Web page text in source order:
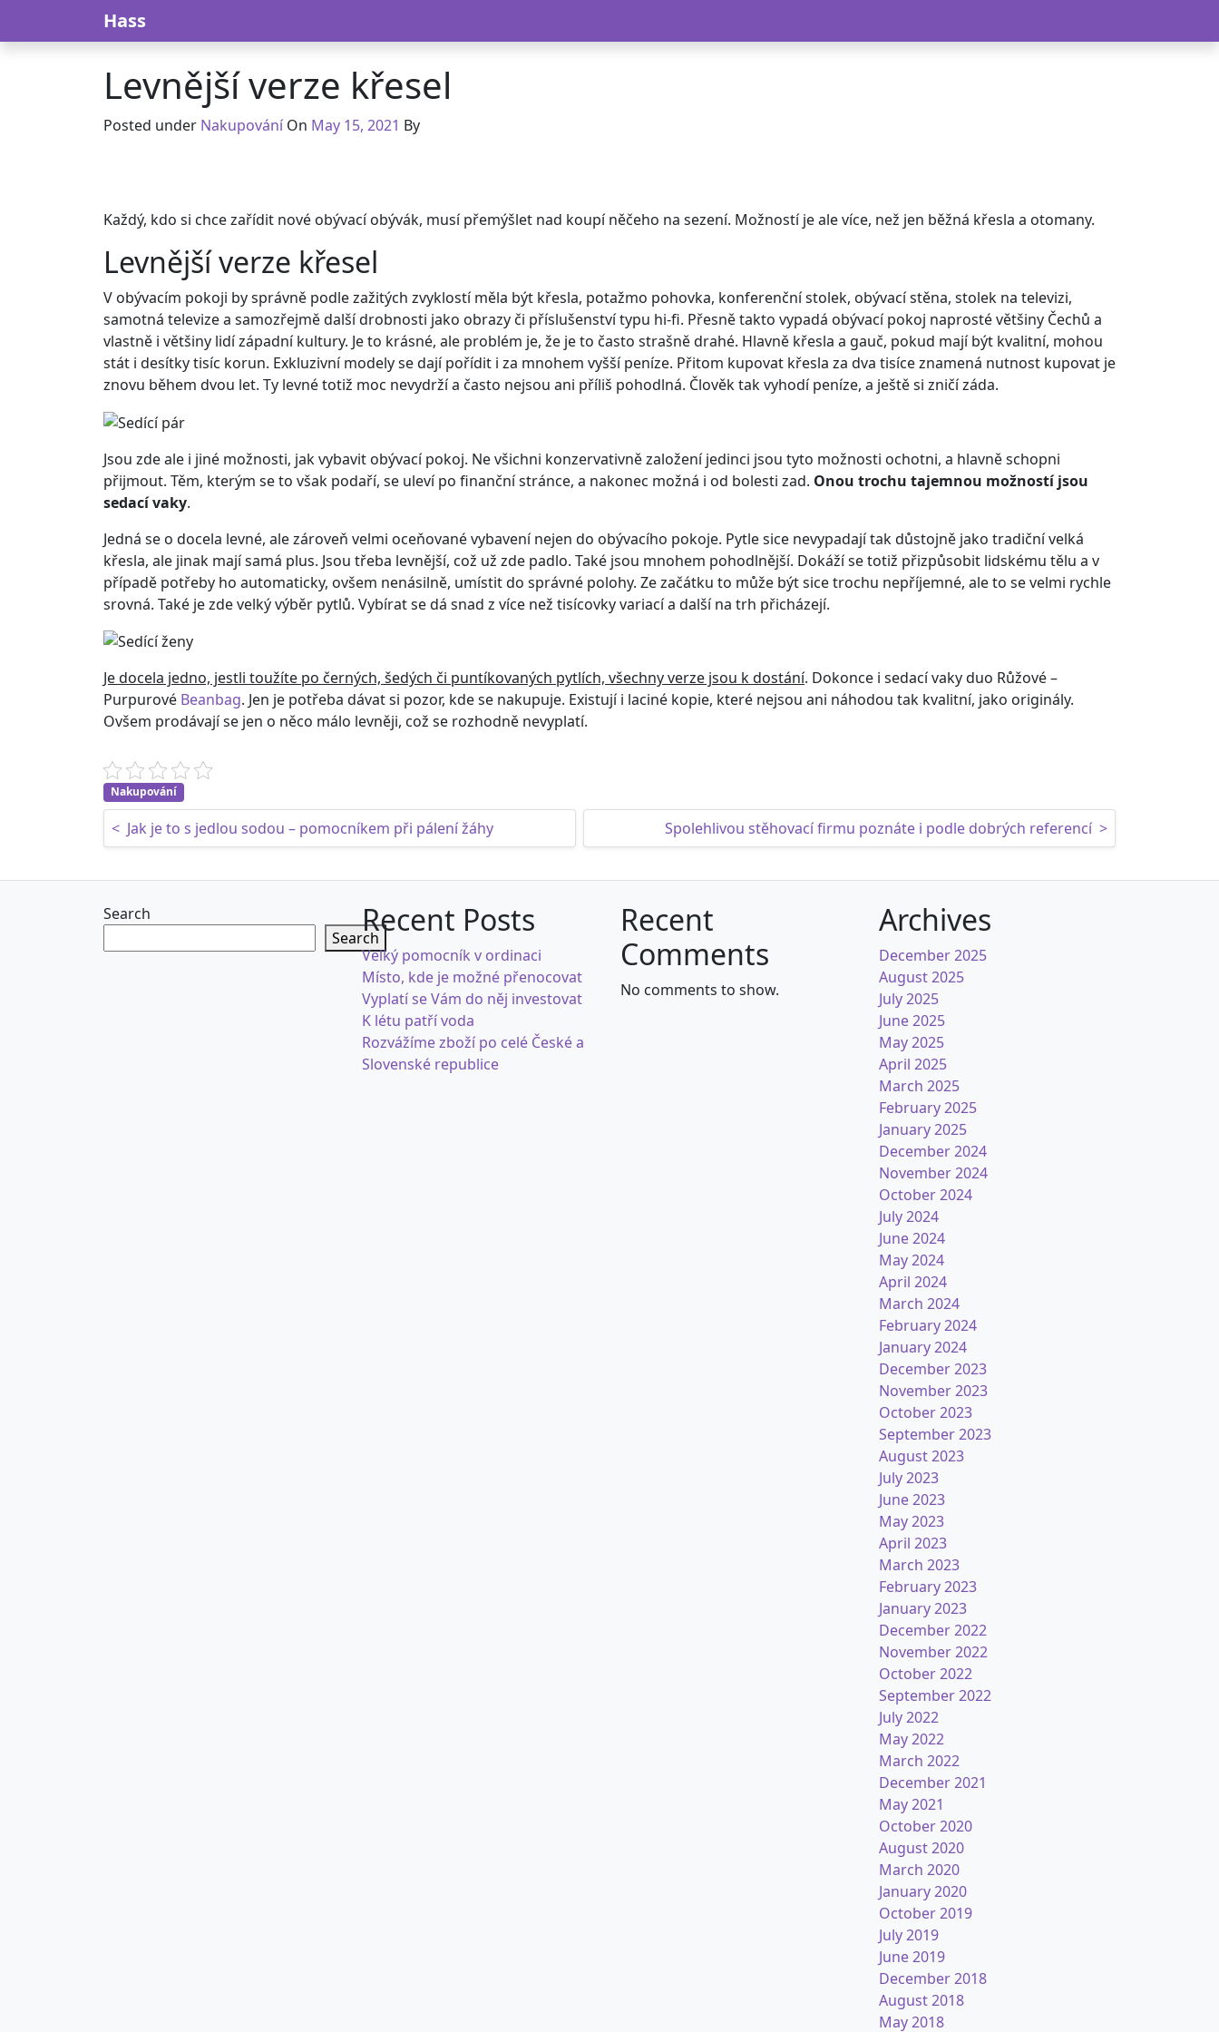
Hass
Levnější verze křesel
Posted under Nakupování On May 15, 2021 By
Každý, kdo si chce zařídit nové obývací obývák, musí přemýšlet nad koupí něčeho na sezení. Možností je ale více, než jen běžná křesla a otomany.
Levnější verze křesel
V obývacím pokoji by správně podle zažitých zvyklostí měla být křesla, potažmo pohovka, konferenční stolek, obývací stěna, stolek na televizi,
samotná televize a samozřejmě další drobnosti jako obrazy či příslušenství typu hi-fi. Přesně takto vypadá obývací pokoj naprosté většiny Čechů a
vlastně i většiny lidí západní kultury. Je to krásné, ale problém je, že je to často strašně drahé. Hlavně křesla a gauč, pokud mají být kvalitní, mohou
stát i desítky tisíc korun. Exkluzivní modely se dají pořídit i za mnohem vyšší peníze. Přitom kupovat křesla za dva tisíce znamená nutnost kupovat je
znovu během dvou let. Ty levné totiž moc nevydrží a často nejsou ani příliš pohodlná. Člověk tak vyhodí peníze, a ještě si zničí záda.
Jsou zde ale i jiné možnosti, jak vybavit obývací pokoj. Ne všichni konzervativně založení jedinci jsou tyto možnosti ochotni, a hlavně schopni
přijmout. Těm, kterým se to však podaří, se uleví po finanční stránce, a nakonec možná i od bolesti zad. Onou trochu tajemnou možností jsou
sedací vaky.
Jedná se o docela levné, ale zároveň velmi oceňované vybavení nejen do obývacího pokoje. Pytle sice nevypadají tak důstojně jako tradiční velká
křesla, ale jinak mají samá plus. Jsou třeba levnější, což už zde padlo. Také jsou mnohem pohodlnější. Dokáží se totiž přizpůsobit lidskému tělu a v
případě potřeby ho automaticky, ovšem nenásilně, umístit do správné polohy. Ze začátku to může být sice trochu nepříjemné, ale to se velmi rychle
srovná. Také je zde velký výběr pytlů. Vybírat se dá snad z více než tisícovky variací a další na trh přicházejí.
Je docela jedno, jestli toužíte po černých, šedých či puntíkovaných pytlích, všechny verze jsou k dostání. Dokonce i sedací vaky duo Růžové –
Purpurové Beanbag. Jen je potřeba dávat si pozor, kde se nakupuje. Existují i laciné kopie, které nejsou ani náhodou tak kvalitní, jako originály.
Ovšem prodávají se jen o něco málo levněji, což se rozhodně nevyplatí.
Nakupování
Post navigation
< Jak je to s jedlou sodou – pomocníkem při pálení žáhy Spolehlivou stěhovací firmu poznáte i podle dobrých referencí >
Search
SearchRecent Posts
Velký pomocník v ordinaci
Místo, kde je možné přenocovat
Vyplatí se Vám do něj investovat
K létu patří voda
Rozvážíme zboží po celé České a
Slovenské republice
Recent
Comments
No comments to show.
Archives
December 2025
August 2025
July 2025
June 2025
May 2025
April 2025
March 2025
February 2025
January 2025
December 2024
November 2024
October 2024
July 2024
June 2024
May 2024
April 2024
March 2024
February 2024
January 2024
December 2023
November 2023
October 2023
September 2023
August 2023
July 2023
June 2023
May 2023
April 2023
March 2023
February 2023
January 2023
December 2022
November 2022
October 2022
September 2022
July 2022
May 2022
March 2022
December 2021
May 2021
October 2020
August 2020
March 2020
January 2020
October 2019
July 2019
June 2019
December 2018
August 2018
May 2018